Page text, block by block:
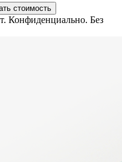
стоимость
Конфиденциально. Без